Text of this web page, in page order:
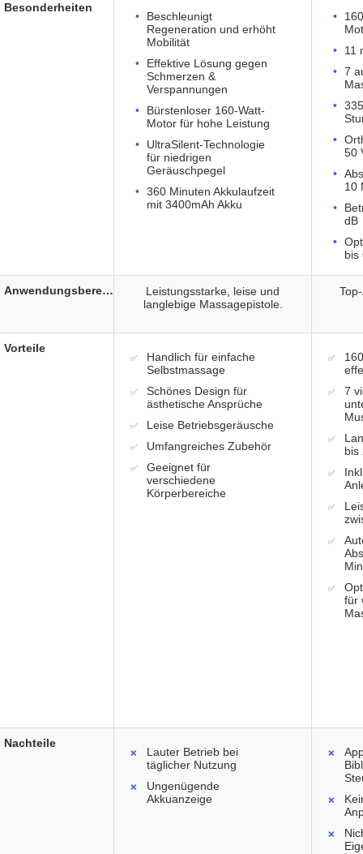
Beschleunigt
Regeneration und erhöht
Mobilität
Effektive Lösung gegen
Schmerzen &
Verspannungen
Bürstenloser 160-Watt-
Motor für hohe Leistung
UltraSilent-Technologie
für niedrigen
Geräuschpegel
360 Minuten Akkulaufzeit
mit 3400mAh Akku
11
7
50
10
dB
bis
Leistungsstarke, leise und
langlebige Massagepistole.
Handlich für einfache
Selbstmassage
Schönes Design für
ästhetische Ansprüche
Leise Betriebsgeräusche
Umfangreiches Zubehör
Geeignet für
verschiedene
Körperbereiche
7
bis
für
Lauter Betrieb bei
täglicher Nutzung
Ungenügende
Akkuanzeige
Besonderheiten
Anwendungsbereich
Vorteile
Nachteile